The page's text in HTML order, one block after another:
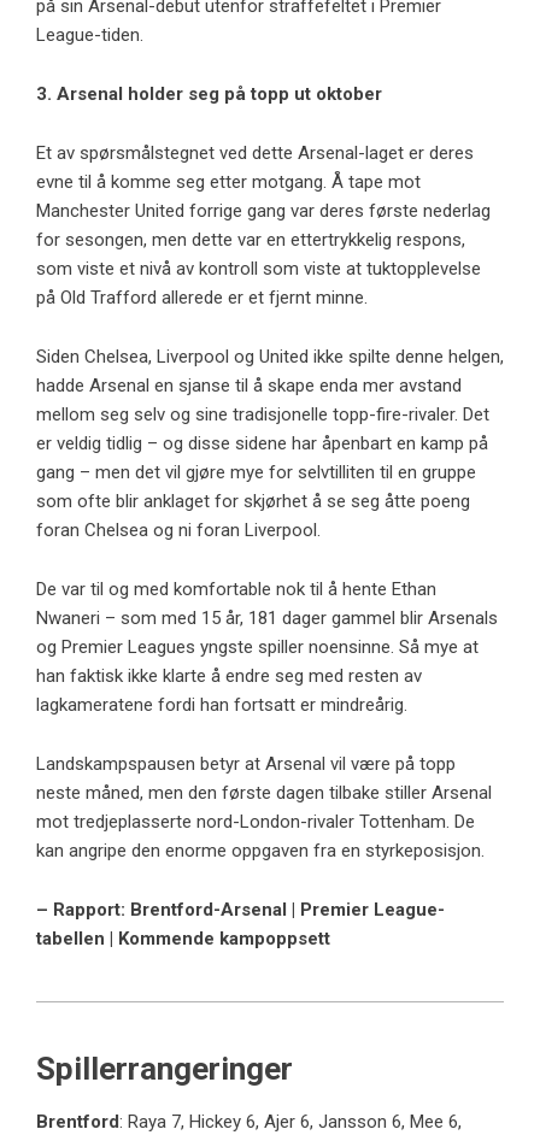
på sin Arsenal-debut utenfor straffefeltet i Premier
League-tiden.
3. Arsenal holder seg på topp ut oktober
Et av spørsmålstegnet ved dette Arsenal-laget er deres
evne til å komme seg etter motgang. Å tape mot
Manchester United forrige gang var deres første nederlag
for sesongen, men dette var en ettertrykkelig respons,
som viste et nivå av kontroll som viste at tuktopplevelse
på Old Trafford allerede er et fjernt minne.
Siden Chelsea, Liverpool og United ikke spilte denne helgen,
hadde Arsenal en sjanse til å skape enda mer avstand
mellom seg selv og sine tradisjonelle topp-fire-rivaler. Det
er veldig tidlig – og disse sidene har åpenbart en kamp på
gang – men det vil gjøre mye for selvtilliten til en gruppe
som ofte blir anklaget for skjørhet å se seg åtte poeng
foran Chelsea og ni foran Liverpool.
De var til og med komfortable nok til å hente Ethan
Nwaneri – som med 15 år, 181 dager gammel blir Arsenals
og Premier Leagues yngste spiller noensinne. Så mye at
han faktisk ikke klarte å endre seg med resten av
lagkameratene fordi han fortsatt er mindreårig.
Landskampspausen betyr at Arsenal vil være på topp
neste måned, men den første dagen tilbake stiller Arsenal
mot tredjeplasserte nord-London-rivaler Tottenham. De
kan angripe den enorme oppgaven fra en styrkeposisjon.
– Rapport: Brentford-Arsenal | Premier League-
tabellen | Kommende kampoppsett
Spillerrangeringer
Brentford: Raya 7, Hickey 6, Ajer 6, Jansson 6, Mee 6,